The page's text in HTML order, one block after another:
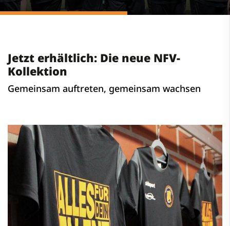
Jetzt erhältlich: Die neue NFV-
Kollektion
Gemeinsam auftreten, gemeinsam wachsen